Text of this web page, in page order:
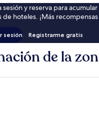
sesión y reserva para
de hoteles. ¡Más
sesión Registrarme gratis
de la